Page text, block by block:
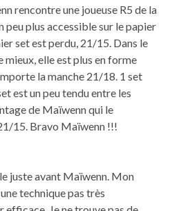
rencontre une joueuse R5 de la
peu plus accessible sur le papier
set est perdu, 21/15. Dans le
elle est plus en forme
la manche 21/18. 1 set
est un peu tendu entre les
de Maïwenn qui le
15. Bravo Maïwenn !!!
juste avant Maïwenn. Mon
technique pas très